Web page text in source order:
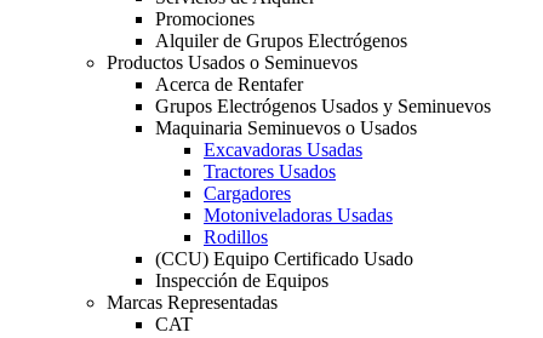
Promociones
Alquiler de Grupos Electrógenos
Productos Usados o Seminuevos
Acerca de Rentafer
Grupos Electrógenos Usados y Seminuevos
Maquinaria Seminuevos o Usados
Excavadoras Usadas
Tractores Usados
Cargadores
Motoniveladoras Usadas
Rodillos
(CCU) Equipo Certificado Usado
Inspección de Equipos
Marcas Representadas
CAT